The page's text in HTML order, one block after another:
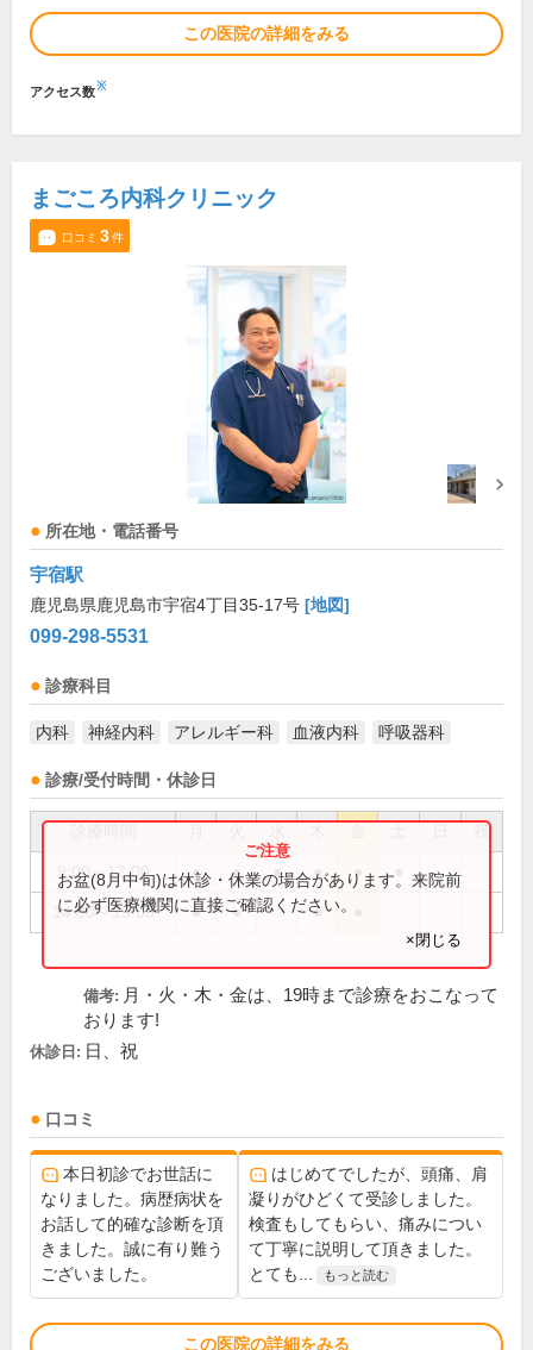
この医院の詳細をみる
アクセス数※
まごころ内科クリニック
口コミ 3件
所在地・電話番号
宇宿駅
鹿児島県鹿児島市宇宿4丁目35-17号 [地図]
099-298-5531
診療科目
内科 神経内科 アレルギー科 血液内科 呼吸器科
診療/受付時間・休診日
祝
9:00～12:00 ● ● ● ● ●
14:00～19:00 ● ● ●
お盆(8月中旬)は休診・休業の場合があります。来院前
に必ず医療機関に直接ご確認ください。
×閉じる
備考: 月・火・木・金は、19時まで診療をおこなって
おります!
休診日: 日、祝
口コミ
本日初診でお世話に
なりました。病歴病状を
お話して的確な診断を頂
きました。誠に有り難う
ございました。
はじめてでしたが、頭痛、肩
凝りがひどくて受診しました。
検査もしてもらい、痛みについ
て丁寧に説明して頂きました。
とても...
もっと読む
この医院の詳細をみる